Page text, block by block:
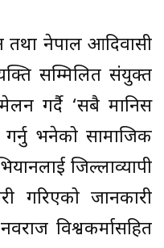
तथा नेपाल आदिवासी
सम्मिलित संयुक्त
गर्दै ‘सबै मानिस
भनेको सामाजिक
जिल्लाव्यापी
गरिएको जानकारी
विश्वकर्मासहित